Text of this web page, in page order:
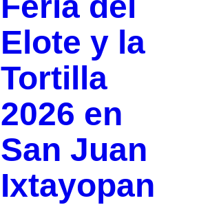
Elote y la
Tortilla
2026 en
San Juan
Ixtayopan